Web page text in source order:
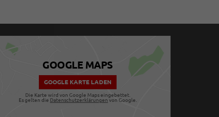
GOOGLE MAPS
GOOGLE KARTE LADEN
Die Karte wird von Google Maps eingebettet.
Es gelten die Datenschutzerklärungen von Google.